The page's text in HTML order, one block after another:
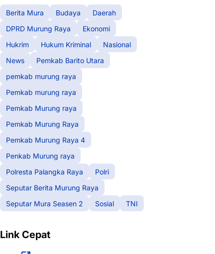
Berita Mura Budaya
Daerah
DPRD Murung Raya
Ekonomi
Hukrim
Hukum Kriminal
Nasional
News
Pemkab Barito Utara
pemkab murung raya
Pemkab murung raya
Pemkab Murung raya
Pemkab Murung Raya
Pemkab Murung Raya 4
Penkab Murung raya
Polresta Palangka Raya
Polri
Seputar Berita Murung Raya
Seputar Mura Seasen 2
Sosial TNI
Link Cepat